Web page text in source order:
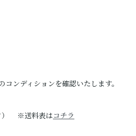
ンディションを確認いたします。
） ※送料表はコチラ